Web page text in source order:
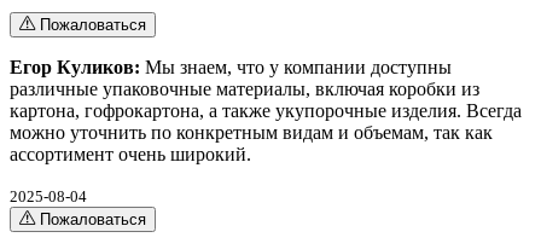
Пожаловаться
Егор Куликов: Мы знаем, что у компании доступны
различные упаковочные материалы, включая коробки из
картона, гофрокартона, а также укупорочные изделия. Всегда
можно уточнить по конкретным видам и объемам, так как
ассортимент очень широкий.
2025-08-04
Пожаловаться